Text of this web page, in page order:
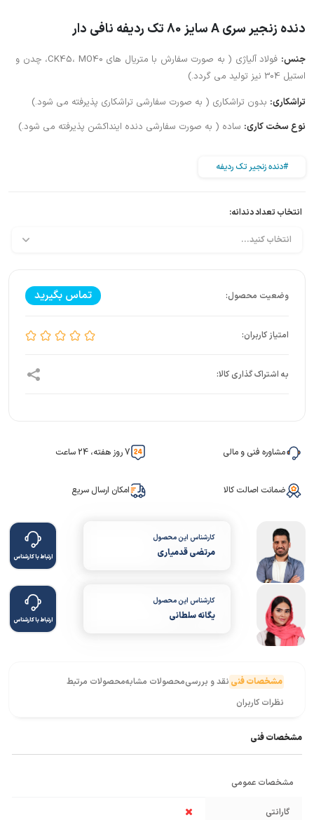
دنده زنجیر سری A سایز 80 تک ردیفه نافی دار
جنس:
فولاد آلیاژی ( به صورت سفارش با متریال های CK45، MO40، چدن و
استیل 304 نیز تولید می گردد.)
تراشکاری: بدون تراشکاری ( به صورت سفارشی تراشکاری پذیرفته می شود.)
نوع سخت کاری: ساده ( به صورت سفارشی دنده اینداکشن پذیرفته می شود.)
#دنده زنجیر تک ردیفه
انتخاب تعداد دندانه:
تماس بگیرید
مشاوره فنی و مالی 7 روز هفته، 24 ساعت
ضمانت اصالت کالا امکان ارسال سریع
کارشناس این محصول
مرتضی قدمیاری ارتباط با کارشناس
کارشناس این محصول
یگانه سلطانی ارتباط با کارشناس
مشخصات فنی نقد و بررسیمحصولات مشابهمحصولات مرتبط
نظرات کاربران
مشخصات فنی
مشخصات عمومی
گارانتی